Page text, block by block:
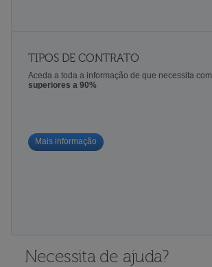
TIPOS DE CONTRATO
Aceda a toda a informação de que necessita com
superiores a 90%
Mais informação
Necessita de ajuda?